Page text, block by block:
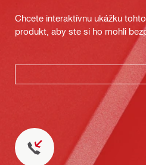
Chcete interaktívnu ukážku
produkt, aby ste si ho mohli